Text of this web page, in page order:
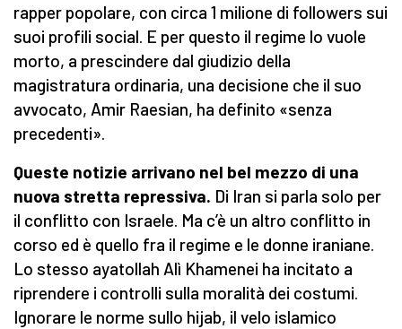
rapper popolare, con circa 1 milione di followers sui
suoi profili social. E per questo il regime lo vuole
morto, a prescindere dal giudizio della
magistratura ordinaria, una decisione che il suo
avvocato, Amir Raesian, ha definito «senza
precedenti».
Queste notizie arrivano nel bel mezzo di una
nuova stretta repressiva. Di Iran si parla solo per
il conflitto con Israele. Ma c’è un altro conflitto in
corso ed è quello fra il regime e le donne iraniane.
Lo stesso ayatollah Alì Khamenei ha incitato a
riprendere i controlli sulla moralità dei costumi.
Ignorare le norme sullo hijab, il velo islamico